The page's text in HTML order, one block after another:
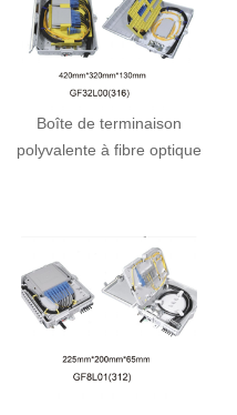
Boîte de terminaison
polyvalente à fibre optique